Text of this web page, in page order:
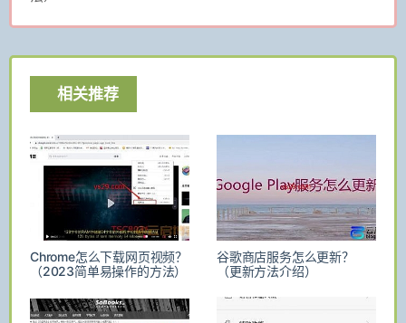
相关推荐
Chrome怎么下载网页视频？
（2023简单易操作的方法）
谷歌商店服务怎么更新？
（更新方法介绍）